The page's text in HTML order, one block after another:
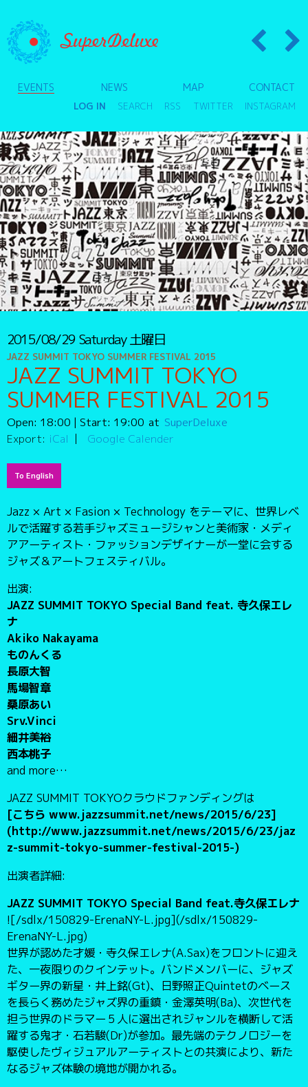
EVENTS NEWS MAP CONTACT
LOG IN SEARCH RSS TWITTER INSTAGRAM
2015/08/29Saturday土曜日
JAZZ SUMMIT TOKYO SUMMER FESTIVAL 2015
JAZZ SUMMIT TOKYO
SUMMER FESTIVAL 2015
Open: 18:00 | Start: 19:00
SuperDeluxe
Export: iCal Google Calender
To English
Jazz × Art × Fasion × Technology をテーマに、世界レベ
ルで活躍する若手ジャズミュージシャンと美術家・メディ
アアーティスト・ファッションデザイナーが一堂に会する
ジャズ＆アートフェスティバル。
出演:
JAZZ SUMMIT TOKYO Special Band feat. 寺久保エレ
ナ
Akiko Nakayama
ものんくる
長原大智
馬場智章
桑原あい
Srv.Vinci
細井美裕
西本桃子
and more…
JAZZ SUMMIT TOKYOクラウドファンディングは
[こちら www.jazzsummit.net/news/2015/6/23]
(http://www.jazzsummit.net/news/2015/6/23/jaz
z-summit-tokyo-summer-festival-2015-)
出演者詳細:
JAZZ SUMMIT TOKYO Special Band feat.寺久保エレナ
![/sdlx/150829-ErenaNY-L.jpg](/sdlx/150829-
ErenaNY-L.jpg)
世界が認めた才媛・寺久保エレナ(A.Sax)をフロントに迎え
た、一夜限りのクインテット。バンドメンバーに、ジャズ
ギター界の新星・井上銘(Gt)、日野照正Quintetのベース
を長らく務めたジャズ界の重鎮・金澤英明(Ba)、次世代を
担う世界のドラマー５人に選出されジャンルを横断して活
躍する鬼才・石若駿(Dr)が参加。最先端のテクノロジーを
駆使したヴィジュアルアーティストとの共演により、新た
なるジャズ体験の境地が開かれる。